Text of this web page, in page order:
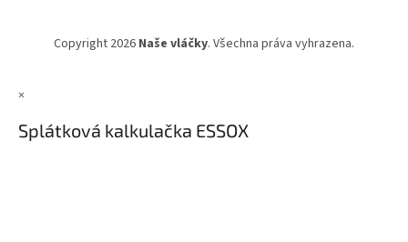
Copyright 2026 Naše vláčky. Všechna práva vyhrazena.
×
Splátková kalkulačka ESSOX